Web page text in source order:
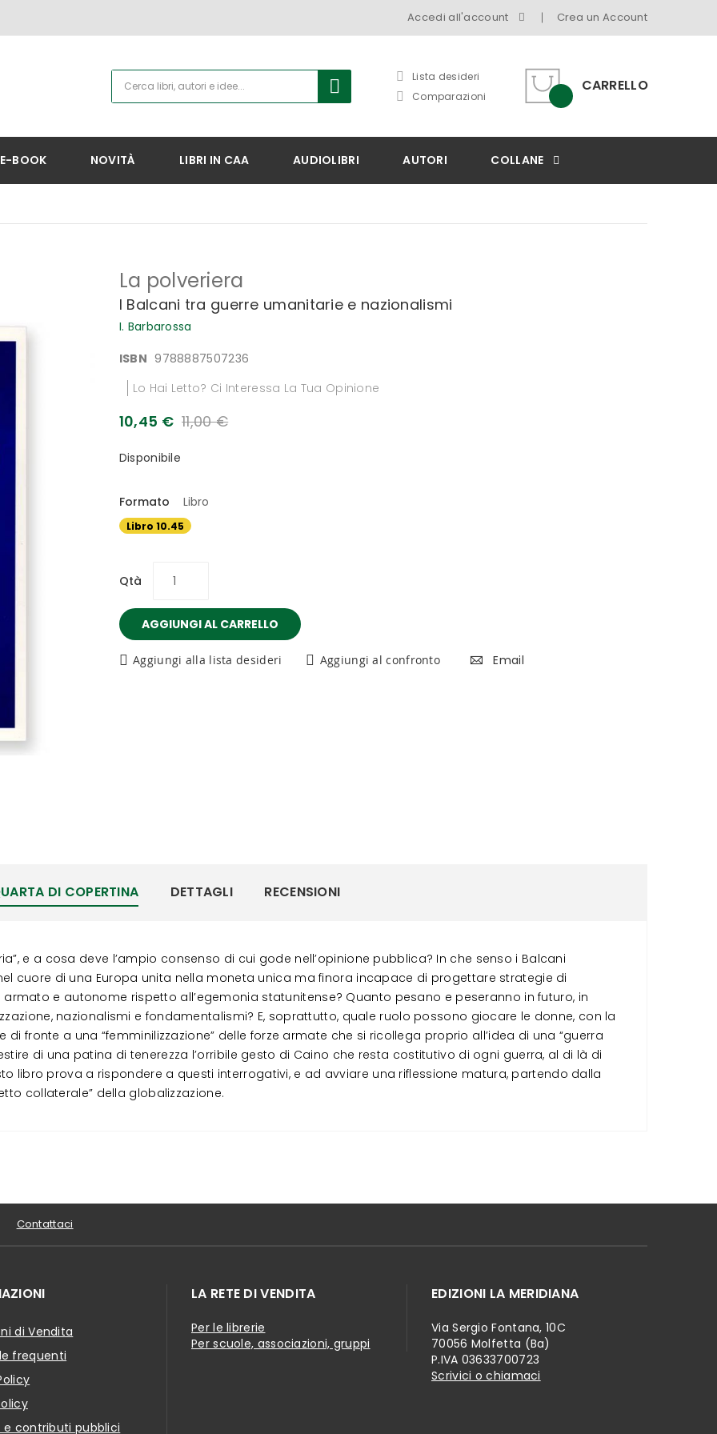
Accedi all'account Crea un Account
CARRELLO
Lista desideri
Comparazioni
E-BOOK NOVITÀ LIBRI IN CAA AUDIOLIBRI AUTORI COLLANE
La polveriera
I Balcani tra guerre umanitarie e nazionalismi
I. Barbarossa
ISBN 9788887507236
Lo Hai Letto? Ci Interessa La Tua Opinione
10,45 € 11,00 €
Disponibile
Formato Libro
Libro 10.45
Qtà
AGGIUNGI AL CARRELLO
Aggiungi alla lista desideri Aggiungi al confronto Email
DI COPERTINA
e a cosa deve l’ampio consenso di cui gode nell’opinione pubblica? In che senso i Balcani
cuore di una Europa unita nella moneta unica ma finora incapace di progettare strategie di
e autonome rispetto all’egemonia statunitense? Quanto pesano e peseranno in futuro, in
nazionalismi e fondamentalismi? E, soprattutto, quale ruolo possono giocare le donne, con la
fronte a una “femminilizzazione” delle forze armate che si ricollega proprio all’idea di una “guerra
di una patina di tenerezza l’orribile gesto di Caino che resta costitutivo di ogni guerra, al di là di
libro prova a rispondere a questi interrogativi, e ad avviare una riflessione matura, partendo dalla
collaterale” della globalizzazione.
DETTAGLI RECENSIONI
Contattaci
di Vendita
frequenti
e contributi pubblici
LA RETE DI VENDITA
Per le librerie
Per scuole, associazioni, gruppi
EDIZIONI LA MERIDIANA
Via Sergio Fontana, 10C
70056 Molfetta (Ba)
P.IVA 03633700723
Scrivici o chiamaci